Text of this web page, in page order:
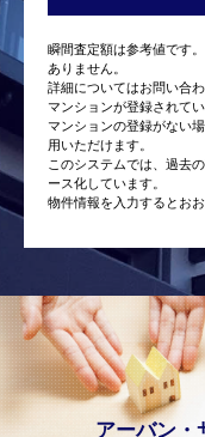
瞬間査定額は参考値です
ありません。
詳細についてはお問い合わ
マンションが登録されて
マンションの登録がない
用いただけます。
このシステムでは、過去
ース化しています。
物件情報を入力するとお
アーバン・